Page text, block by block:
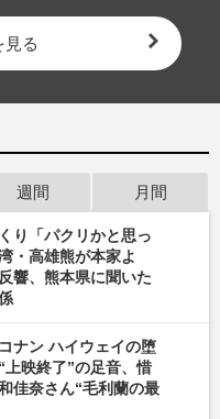
見る
週間 月間
り「パクリかと思っ
・高雄熊が本家よ
響、熊本県に聞いた
ナン ハイウェイの堕
上映終了”の足音、惜
佳奈さん“毛利蘭の最